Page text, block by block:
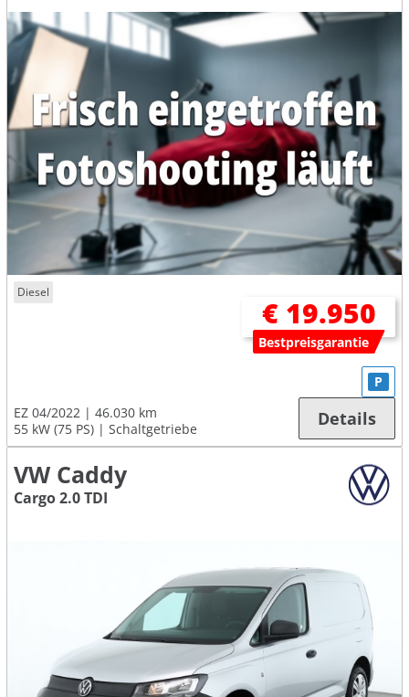
Diesel
€ 19.950
Bestpreisgarantie
EZ 04/2022
46.030 km
55 kW (75 PS)
Schaltgetriebe
P
Details
VW Caddy
Cargo 2.0 TDI